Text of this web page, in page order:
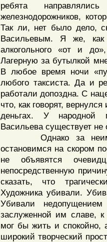
ребята
железнодорожников,
Так ли, нет было дело,
Васильевым. Я же,
алкогольного «от и
Лагерную за бутылкой
В любое время ночи
любого таксиста. Да и
работали допоздна. С
что, как говорят,
деньгах. У народной
Васильева существует
Однако за
остановимся на скором
не объявятся
непосредственную
сказать, что
Художника убивали.
Убивали
заслуженной им славе, к
мог бы жить и спокойно,
широкий творческий